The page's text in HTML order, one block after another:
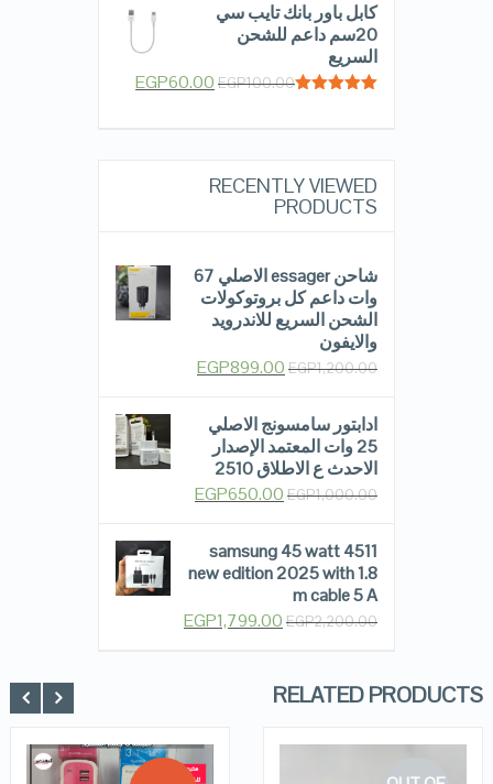
كابل باور بانك تايب سي
20سم داعم للشحن
السريع
EGP100.00
EGP60.00
RECENTLY VIEWED
PRODUCTS
شاحن essager الاصلي 67
وات داعم كل بروتوكولات
الشحن السريع للاندرويد
والايفون
EGP1,200.00
EGP899.00
ادابتور سامسونج الاصلي
25 وات المعتمد الإصدار
الاحدث ع الاطلاق 2510
EGP1,000.00
EGP650.00
samsung 45 watt 4511
new edition 2025 with 1.8
m cable 5 A
EGP2,200.00
EGP1,799.00
RELATED PRODUCTS